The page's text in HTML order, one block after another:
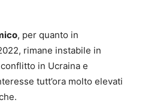
, per quanto in
rimane instabile in
in Ucraina e
tutt’ora molto elevati